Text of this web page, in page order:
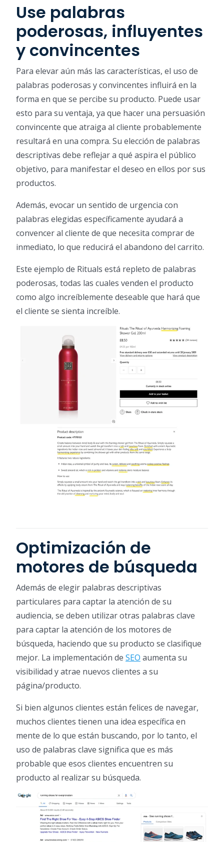
Use palabras
poderosas, influyentes
y convincentes
Para elevar aún más las características, el uso de
palabras poderosas y convincentes influirá en la
forma en que se percibe su producto. Puede usar
esto para su ventaja, ya que hacer una persuasión
convincente que atraiga al cliente probablemente
resultará en una compra. Su elección de palabras
descriptivas debe reflejar a qué aspira el público
objetivo, para manifestar el deseo en ellos por sus
productos.
Además, evocar un sentido de urgencia con
palabras elegidas específicamente ayudará a
convencer al cliente de que necesita comprar de
inmediato, lo que reducirá el abandono del carrito.
Este ejemplo de Rituals está repleto de palabras
poderosas, todas las cuales venden el producto
como algo increíblemente deseable que hará que
el cliente se sienta increíble.
Optimización de
motores de búsqueda
Además de elegir palabras descriptivas
particulares para captar la atención de su
audiencia, se deben utilizar otras palabras clave
para captar la atención de los motores de
búsqueda, haciendo que su producto se clasifique
mejor. La implementación de SEO aumenta su
visibilidad y atrae nuevos clientes a su
página/producto.
Si bien algunos clientes están felices de navegar,
muchos clientes tienen una idea específica en
mente de lo que están buscando, por lo tanto, el
uso de palabras clave significa que es más
probable que esos clientes encuentren su
producto al realizar su búsqueda.